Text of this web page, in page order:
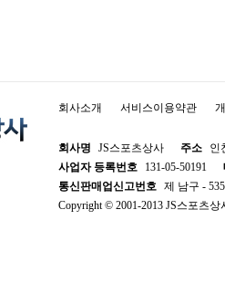
회사소개 서비스이용약관
회사명 JS스포츠상사 주소
인
사업자 등록번호
131-05-50191
통신판매업신고번호 제 남구 -
Copyright © 2001-2013 JS스포츠상